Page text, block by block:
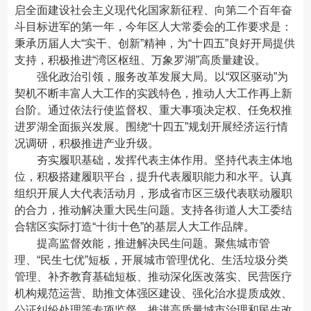
启全面建设社会主义现代化国家新征程、向第二个百年奋
斗目标进军的第一年，今年区人大常委会的工作要求是：
秉承历届人大“实干、创新”精神，为“十四五”良好开局提供
支持，积极推进“湾区枢纽、万象罗湖”高质量建设。
强化政治引领，服务改革发展大局。以“双区驱动”为
契机不断丰富人大工作的实践特色，推动人大工作再上新
台阶。通过依法行使监督权、重大事项决定权、任免权推
进罗湖全面振兴发展。围绕“十四五”规划开展经济运行情
况调研，积极推进产业升级。
夯实履职基础，发挥代表主体作用。坚持代表主体地
位，积极搭建履职平台，提升代表履职能力和水平。认真
组织开展人大代表活动月，形成省市区三级代表联动履职
的合力，推动解决重大民生问题。支持各街道人大工委结
合辖区实际打造“十街十色”的基层人大工作品牌。
提高监督效能，推进解决民生问题。聚焦城市管
理、“民生七优”短板，开展城市管理优化、生活垃圾分类
管理、补齐教育基础短板、推动深化医改落实、民营医疗
机构规范运营、助推文体强区建设、强化治水提质成效、